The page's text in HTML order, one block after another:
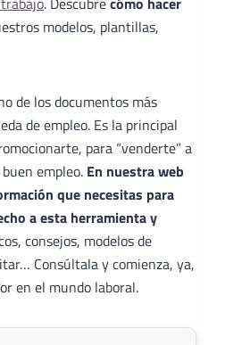
modelos, plantillas,
de los documentos más
de empleo. Es la principal
para “venderte” a
empleo. En nuestra web
que necesitas para
a esta herramienta y
consejos, modelos de
Consúltala y comienza, ya,
en el mundo laboral.